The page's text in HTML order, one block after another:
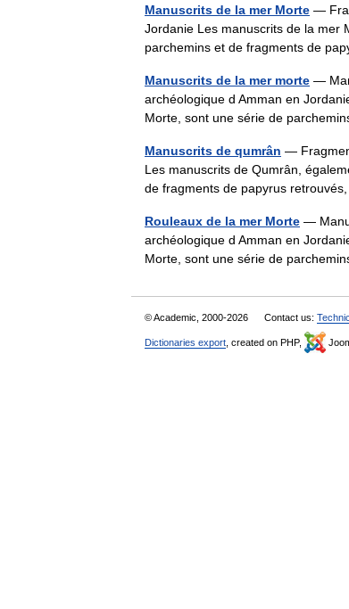
Manuscrits de la mer Morte —
Jordanie Les manuscrits de la mer
parchemins et de fragments de
Manuscrits de la mer morte —
archéologique d Amman en
Morte, sont une série de
Manuscrits de qumrân —
Les manuscrits de Qumrân,
de fragments de papyrus
Rouleaux de la mer Morte —
archéologique d Amman en
Morte, sont une série de
© Academic, 2000-2026 Contact us:
Dictionaries export , created on PHP,